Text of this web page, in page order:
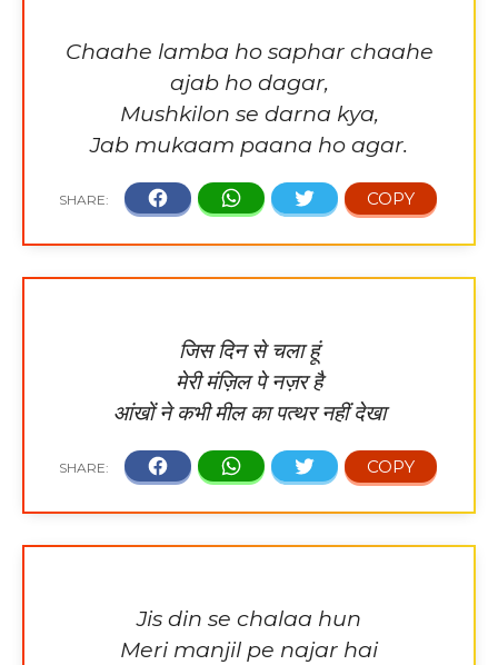
Chaahe lamba ho saphar chaahe
ajab ho dagar,
Mushkilon se darna kya,
Jab mukaam paana ho agar.
जिस दिन से चला हूं
मेरी मंज़िल पे नज़र है
आंखों ने कभी मील का पत्थर नहीं देखा
Jis din se chalaa hun
Meri manjil pe najar hai